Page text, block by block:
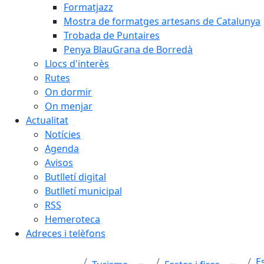
Formatjazz
Mostra de formatges artesans de Catalunya
Trobada de Puntaires
Penya BlauGrana de Borredà
Llocs d'interès
Rutes
On dormir
On menjar
Actualitat
Notícies
Agenda
Avisos
Butlletí digital
Butlletí municipal
RSS
Hemeroteca
Adreces i telèfons